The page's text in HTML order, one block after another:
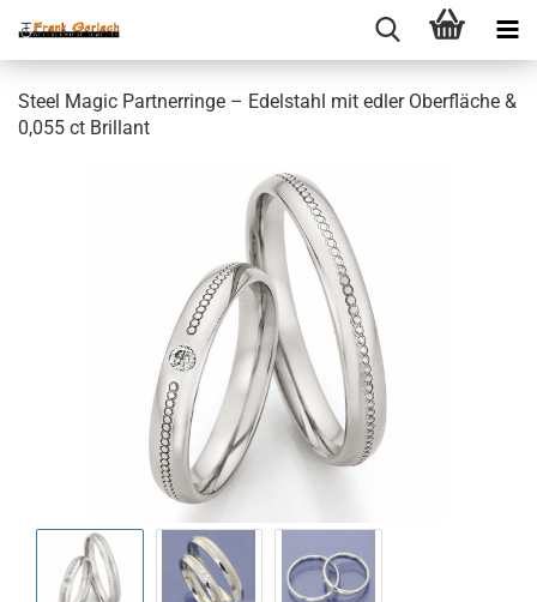
Steel Magic Partnerringe – Edelstahl mit edler Oberfläche &
0,055 ct Brillant